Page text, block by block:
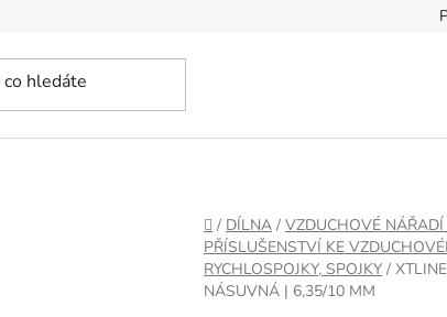
DOMŮ
/ DÍLNA / VZDUCHOVÉ
PŘÍSLUŠENSTVÍ KE
RYCHLOSPOJKY, SPOJKY /
NÁSUVNÁ | 6,35/10 MM